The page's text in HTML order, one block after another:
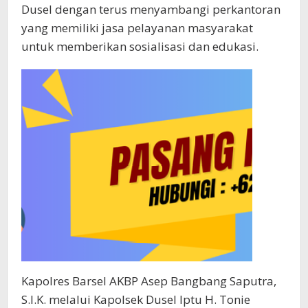
Dusel dengan terus menyambangi perkantoran
yang memiliki jasa pelayanan masyarakat
untuk memberikan sosialisasi dan edukasi.
Kapolres Barsel AKBP Asep Bangbang Saputra,
S.I.K. melalui Kapolsek Dusel Iptu H. Tonie